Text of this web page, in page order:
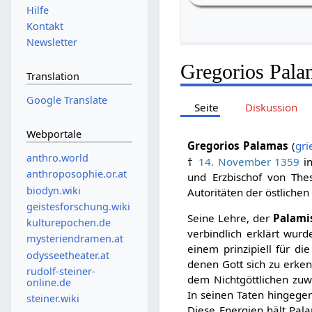
Gregorios
Seite Diskussion
Gregorios Palamas (
† 14. November 1359
und Erzbischof von
Autoritäten der östlichen
Seine Lehre, der
verbindlich erklärt
einem prinzipiell für die
denen Gott sich zu
dem Nichtgöttlichen
In seinen Taten
Hilfe
Kontakt
Newsletter
Translation
Google Translate
Webportale
anthro.world
anthroposophie.or.at
biodyn.wiki
geistesforschung.wiki
kulturepochen.de
mysteriendramen.at
odysseetheater.at
rudolf-steiner-
online.de
steiner.wiki